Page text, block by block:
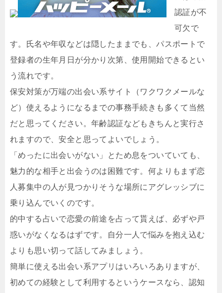
認証が不
可欠で
す。氏名や年収などは隠したままでも、パスポートで
登録者の生年月日が分かり次第、使用開始できるとい
う流れです。
保安対策が万端の出会い系サイト（ワクワクメールな
ど）使えるようになるまでの事務手続きも多くて当然
だと思ってください。年齢認証などもきちんと実行さ
れますので、安全と思ってよいでしょう。
「めったに出会いがない」とため息をついていても、
魅力的な相手と出会うのは困難です。何よりもまず恋
人募集中の人が見つかりそうな場所にアグレッシブに
乗り込んでいくのです。
的中する占いで恋愛の前途を占って貰えば、必ずや戸
惑いがなくなるはずです。自分一人で悩みを抱え込む
よりも思い切って話してみましょう。
簡単に使える出会い系アプリはいろいろありますが、
初めての経験として利用するというケースなら、認知